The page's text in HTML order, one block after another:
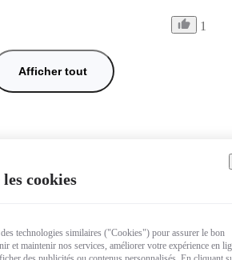
1
Afficher tout
cookies
technologies similaires ("Cookies") pour assurer le bon
et maintenir nos services, améliorer votre expérience en